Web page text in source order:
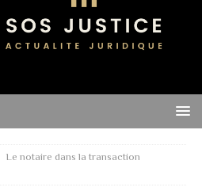
Le notaire dans la transaction